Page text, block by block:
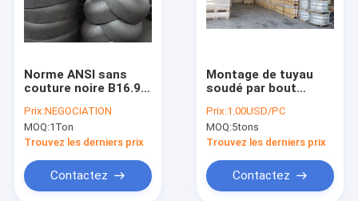
Norme ANSI sans
couture noire B16.9
montures de tuyau
d'acier de grand
diamètre
Prix:NEGOCIATION
MOQ:1Ton
Trouvez les derniers prix
Contactez
Montage de tuyau
soudé par bout
couture de réducteur
de tuyau d'acier de 4
pouces à 72 pouces
Prix:1.00USD/PC
MOQ:5tons
Trouvez les derniers prix
Contactez